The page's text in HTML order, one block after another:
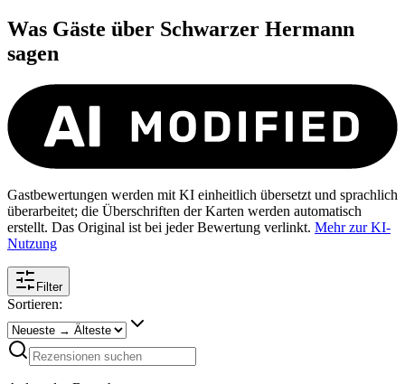
Was Gäste über Schwarzer Hermann
sagen
Gastbewertungen werden mit KI einheitlich übersetzt und sprachlich
überarbeitet; die Überschriften der Karten werden automatisch
erstellt. Das Original ist bei jeder Bewertung verlinkt. Mehr zur KI-
Nutzung
Filter
Sortieren: